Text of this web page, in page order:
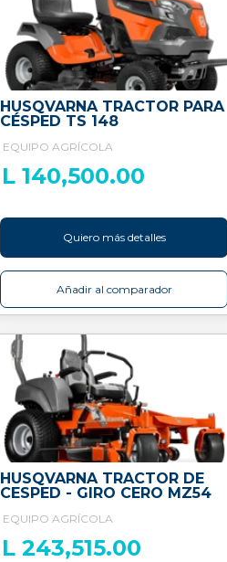
HUSQVARNA TRACTOR PARA
CÉSPED TS 148
EQUIPO AGRÍCOLA
L 140,500.00
Quiero más detalles
Añadir al comparador
HUSQVARNA TRACTOR DE
CESPED - GIRO CERO MZ54
EQUIPO AGRÍCOLA
L 243,515.00